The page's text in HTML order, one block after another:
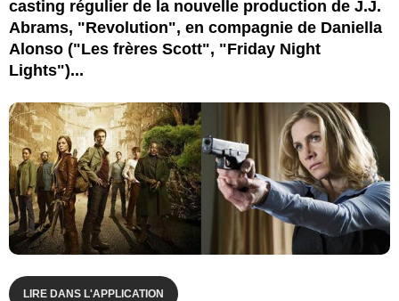
casting régulier de la nouvelle production de J.J.
Abrams, "Revolution", en compagnie de Daniella
Alonso ("Les frères Scott", "Friday Night
Lights")...
LIRE DANS L'APPLICATION